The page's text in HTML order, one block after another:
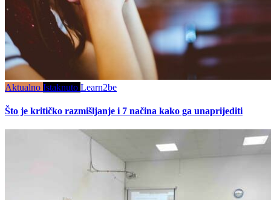
Aktualno Istaknuto Learn2be
Što je kritičko razmišljanje i 7 načina kako ga unaprijediti